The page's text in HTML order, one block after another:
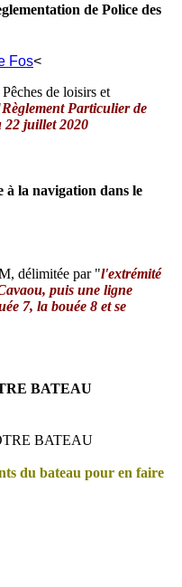
de Police des
<
de loisirs et
Règlement Particulier de
22 juillet 2020
la navigation dans le
délimitée par "l'extrémité
puis une ligne
7, la bouée 8 et se
BATEAU
du bateau pour en faire